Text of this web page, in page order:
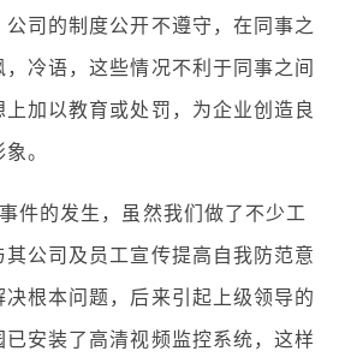
司的制度公开不遵守，在同事之
冷语，这些情况不利于同事之间
加以教育或处罚，为企业创造良
。
的发生，虽然我们做了不少工
公司及员工宣传提高自我防范意
根本问题，后来引起上级领导的
已安装了高清视频监控系统，这样